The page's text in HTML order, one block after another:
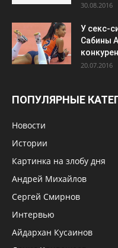
30.08.2016
У секс-
Сабины
20.07.2016
ПОПУЛЯРНЫЕ
Новости
Истории
Картинка на злобу дня
Андрей Михайлов
Сергей Смирнов
Интервью
Айдархан Кусаинов